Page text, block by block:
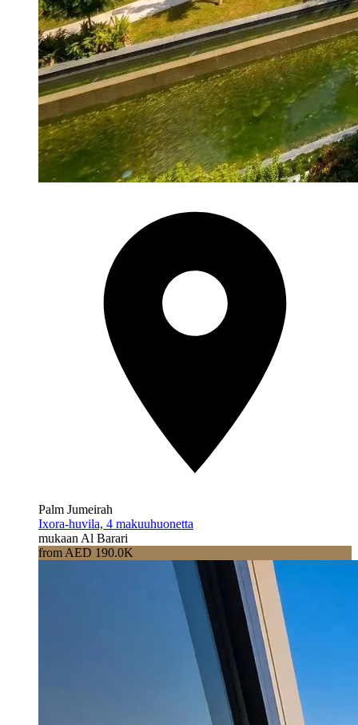
Palm Jumeirah
Ixora-huvila, 4 makuuhuonetta
mukaan Al Barari
from AED 190.0K